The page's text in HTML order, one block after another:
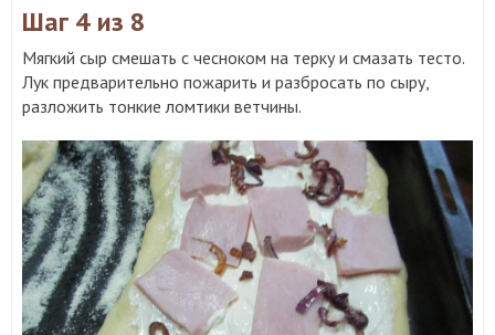
Шаг 4 из 8
Мягкий сыр смешать с чесноком на терку и смазать тесто.
Лук предварительно пожарить и разбросать по сыру,
разложить тонкие ломтики ветчины.